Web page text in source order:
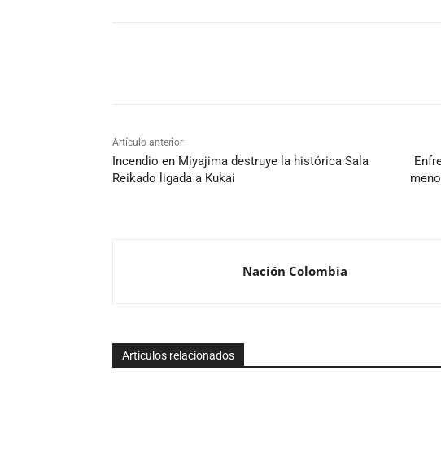
Artículo anterior
Incendio en Miyajima destruye la histórica Sala
Reikado ligada a Kukai
Nación Colombia
Articulos relacionados